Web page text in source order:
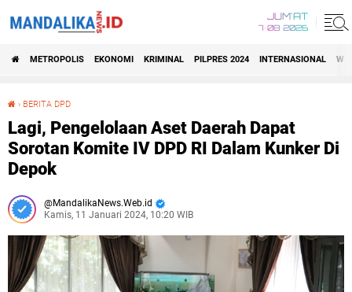
JUM'AT
7•08•2026
METROPOLIS EKONOMI KRIMINAL PILPRES 2024 INTERNASIONAL
› BERITA DPD
Lagi, Pengelolaan Aset Daerah Dapat
Sorotan Komite IV DPD RI Dalam Kunker Di
Depok
MandalikaNews.Web.id
Kamis, 11 Januari 2024, 10:20 WIB